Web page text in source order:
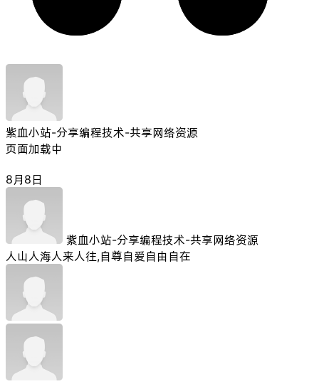
紫血小站-分享编程技术-共享网络资源
页面加载中
8月8日
紫血小站-分享编程技术-共享网络资源
人山人海人来人往,自尊自爱自由自在